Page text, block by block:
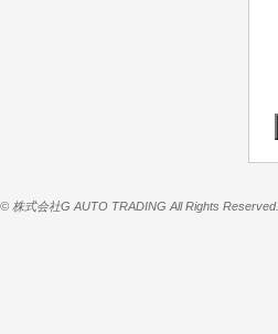
© 株式会社G AUTO TRADING All Rights Reserved.